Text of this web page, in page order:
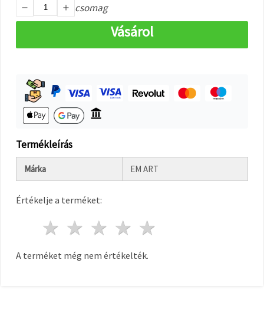
Fogadja
el
csomag
Vásárol
Termékleírás
Márka EM ART
Értékelje a terméket:
4 csillagok
3 csillagok
2 csillagok
1 csillag
A terméket még nem értékelték.